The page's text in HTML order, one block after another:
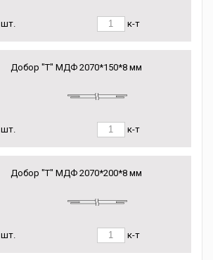
шт. к-т
Добор "Т" МДФ 2070*150*8 мм
шт. к-т
Добор "Т" МДФ 2070*200*8 мм
шт. к-т